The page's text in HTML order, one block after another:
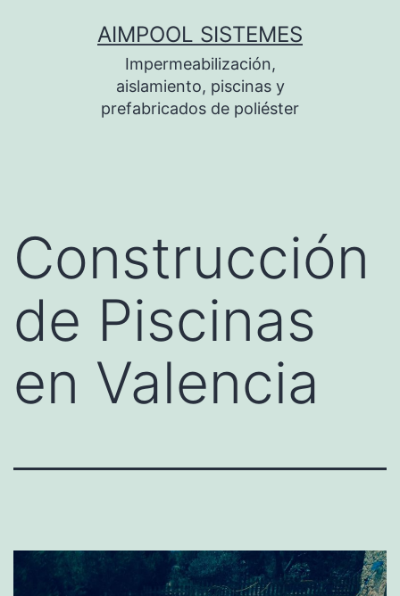
AIMPOOL SISTEMES
Impermeabilización,
aislamiento, piscinas y
prefabricados de poliéster
Construcción
de Piscinas
en Valencia